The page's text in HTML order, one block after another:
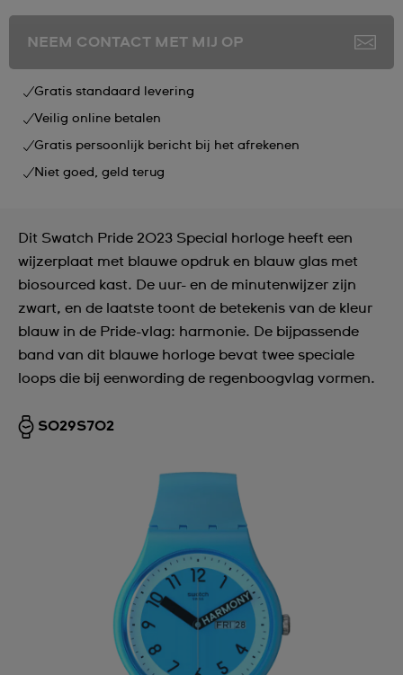
NEEM CONTACT MET MIJ OP
Gratis standaard levering
Veilig online betalen
Gratis persoonlijk bericht bij het afrekenen
Niet goed, geld terug
Dit Swatch Pride 2023 Special horloge heeft een
wijzerplaat met blauwe opdruk en blauw glas met
biosourced kast. De uur- en de minutenwijzer zijn
zwart, en de laatste toont de betekenis van de kleur
blauw in de Pride-vlag: harmonie. De bijpassende
band van dit blauwe horloge bevat twee speciale
loops die bij eenwording de regenboogvlag vormen.
SO29S702